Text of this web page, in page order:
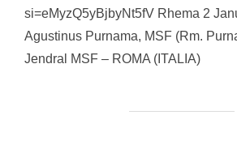
si=eMyzQ5yBjbyNt5fV Rhema 2
Agustinus Purnama, MSF (Rm.
Jendral MSF – ROMA (ITALIA)